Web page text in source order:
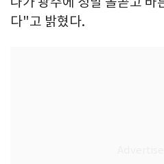
다"고 밝혔다.